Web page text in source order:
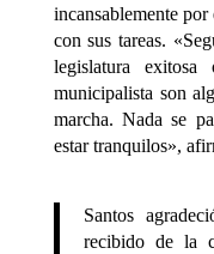
incansablemente
con sus tareas.
legislatura
municipalista son
marcha. Nada se
estar tranquilos»,
Santos
recibido de la